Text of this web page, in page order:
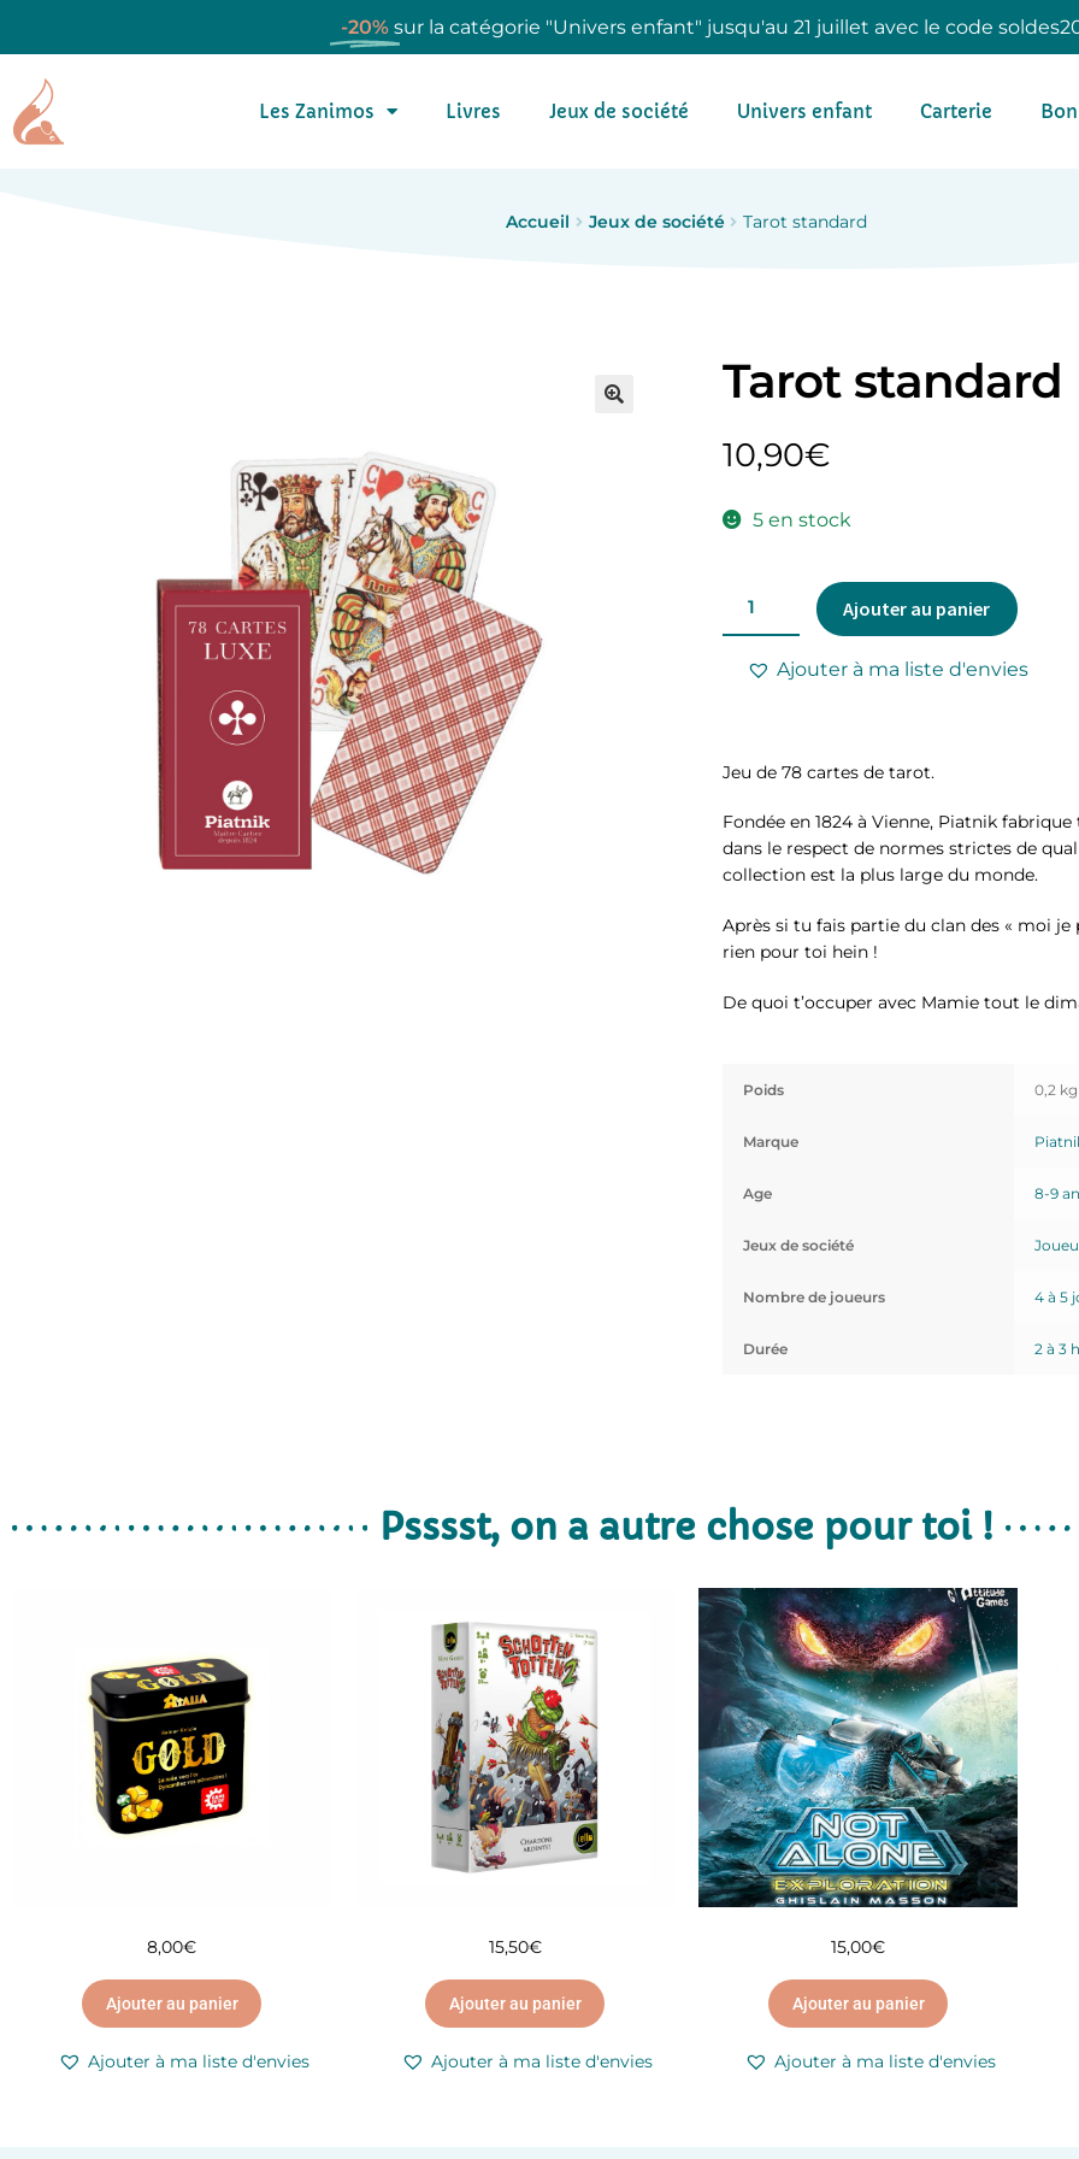
-20% sur la catégorie "Univers enfant" jusqu'au 21 juillet avec le code
Les Zanimos Livres Jeux de société Univers enfant Carterie
Accueil Jeux de société Tarot standard
Tarot standard
10,90€
5 en stock
Ajouter au panier
Ajouter à ma liste d'envies
Jeu de 78 cartes de tarot.
Fondée en 1824 à Vienne, Piatnik
dans le respect de normes strictes de
collection est la plus large du monde.
Après si tu fais partie du clan des « moi
rien pour toi hein !
De quoi t’occuper avec Mamie tout le
Poids 0,2 kg
Marque
Age 8-9
Jeux de société
Nombre de joueurs 4 à 5
Durée 2 à 3
Psssst, on a autre chose pour toi !
8,00€
Ajouter au panier
Ajouter à ma liste d'envies
15,50€
Ajouter au panier
Ajouter à ma liste d'envies
15,00€
Ajouter au panier
Ajouter à ma liste d'envies